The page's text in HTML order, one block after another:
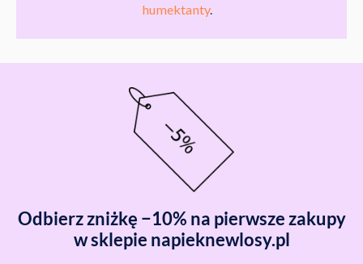
humektanty.
Odbierz zniżkę −10% na pierwsze zakupy
w sklepie napieknewlosy.pl